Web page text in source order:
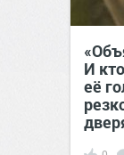
И
её